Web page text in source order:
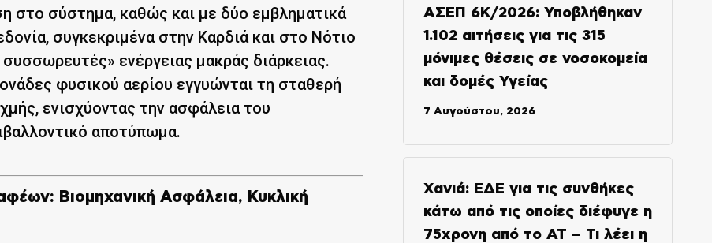
στο σύστημα, καθώς και με δύο εμβληματικά
συγκεκριμένα στην Καρδιά και στο Νότιο
ενέργειας μακράς διάρκειας.
φυσικού αερίου εγγυώνται τη σταθερή
ενισχύοντας την ασφάλεια του
αποτύπωμα.
Βιομηχανική Ασφάλεια, Κυκλική
ΑΣΕΠ 6Κ/2026: Υποβλήθηκαν
1.102 αιτήσεις για τις 315
μόνιμες θέσεις σε νοσοκομεία
και δομές Υγείας
7 Αυγούστου, 2026
Χανιά: ΕΔΕ για τις συνθήκες
κάτω από τις οποίες διέφυγε η
75χρονη από το ΑΤ – Τι λέει η